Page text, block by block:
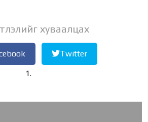
хуваалцах
Twitter